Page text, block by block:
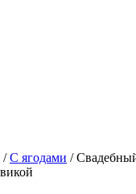
/С ягодами /